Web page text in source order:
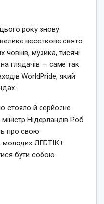
року знову
веселкове свято.
музика, тисячі
глядачів — саме так
WorldPride, який
стояло й серйозне
Нідерландів Роб
про свою
молодих ЛГБТІК+
бути собою.